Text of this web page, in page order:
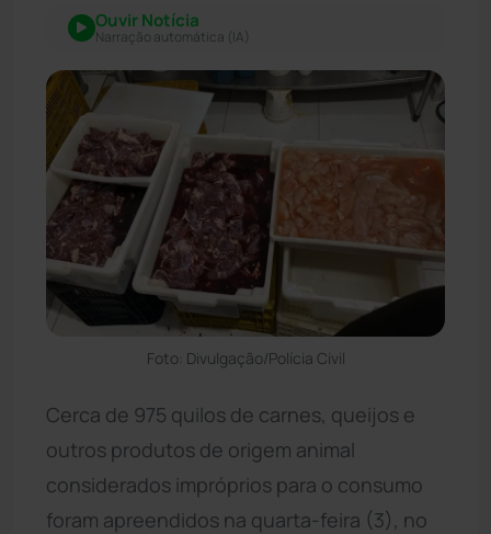
Ouvir Notícia
Narração automática (IA)
Foto: Divulgação/Polícia Civil
Cerca de 975 quilos de carnes, queijos e
outros produtos de origem animal
considerados impróprios para o consumo
foram apreendidos na quarta-feira (3), no